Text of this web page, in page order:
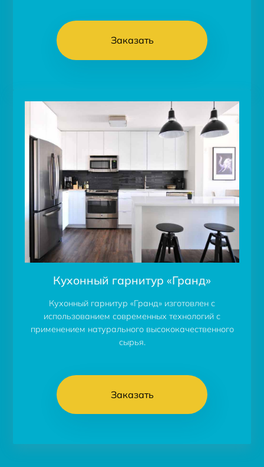
Заказать
Кухонный гарнитур «Гранд»
Кухонный гарнитур «Гранд» изготовлен с
использованием современных технологий с
применением натурального высококачественного
сырья.
Заказать